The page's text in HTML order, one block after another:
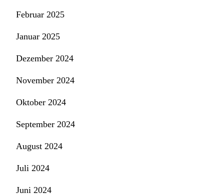
Februar 2025
Januar 2025
Dezember 2024
November 2024
Oktober 2024
September 2024
August 2024
Juli 2024
Juni 2024